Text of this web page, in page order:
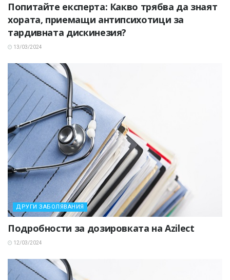
Попитайте експерта: Какво трябва да знаят
хората, приемащи антипсихотици за
тардивната дискинезия?
13/03/2024
ДРУГИ ЗАБОЛЯВАНИЯ
Подробности за дозировката на Azilect
12/03/2024